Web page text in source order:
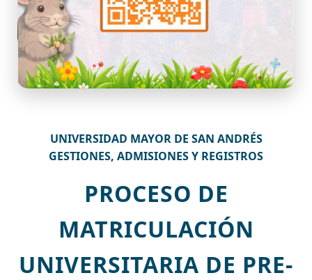
UNIVERSIDAD MAYOR DE SAN ANDRÉS
GESTIONES, ADMISIONES Y REGISTROS
PROCESO DE
MATRICULACIÓN
UNIVERSITARIA DE PRE-